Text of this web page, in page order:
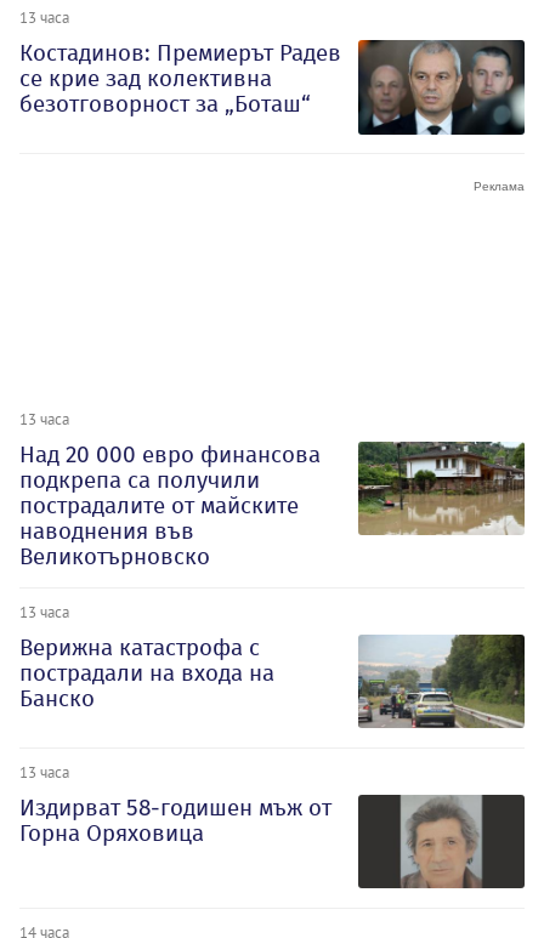
13 часа
Костадинов: Премиерът Радев
се крие зад колективна
безотговорност за „Боташ“
13 часа
Над 20 000 евро финансова
подкрепа са получили
пострадалите от майските
наводнения във
Великотърновско
13 часа
Верижна катастрофа с
пострадали на входа на
Банско
13 часа
Издирват 58-годишен мъж от
Горна Оряховица
14 часа